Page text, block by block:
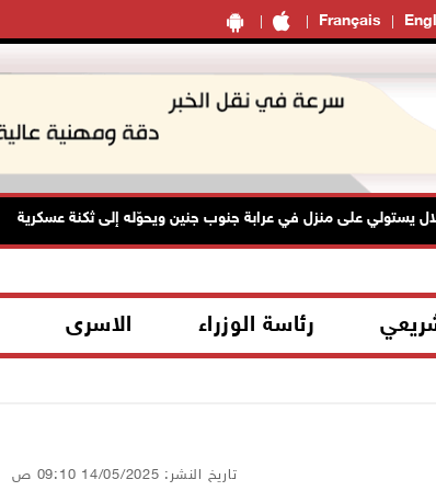
Français
يستولي على منزل في عرابة جنوب جنين ويحوّله إلى ثكنة عسكرية
رئاسة الوزراء الاسرى
تاريخ النشر: 14/05/2025 09:10 ص